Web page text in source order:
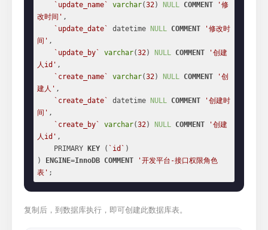
`update_name`
varchar(32) NULL COMMENT
'修
改时间' ,
`update_date`
datetime NULL COMMENT
'修改时
间' ,
`update_by`
varchar(32) NULL COMMENT
'创建
人id' ,
`create_name`
varchar(32) NULL COMMENT
'创
建人' ,
`create_date`
datetime NULL COMMENT
'创建时
间' ,
`create_by`
varchar(32) NULL COMMENT
'创建
人id' ,
    PRIMARY
KEY ( `id` )
)
ENGINE=InnoDB COMMENT
'开发平台-接口权限角色
表' ;
复制后，到数据库执行，即可创建此数据库表。